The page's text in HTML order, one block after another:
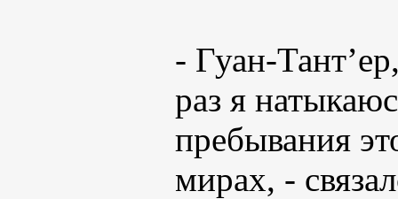
- Гуан-
раз я
пребывания
мирах, -